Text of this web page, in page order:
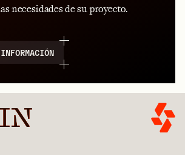
necesidades de su proyecto.